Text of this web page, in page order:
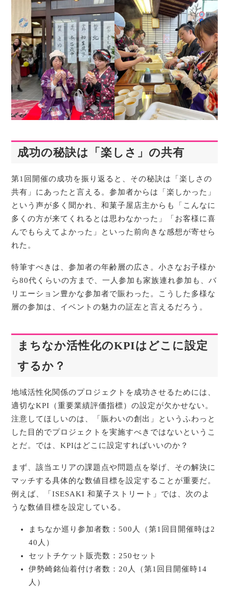
成功の秘訣は「楽しさ」の共有
第1回開催の成功を振り返ると、その秘訣は「楽しさの
共有」にあったと言える。参加者からは「楽しかった」
という声が多く聞かれ、和菓子屋店主からも「こんなに
多くの方が来てくれるとは思わなかった」「お客様に喜
んでもらえてよかった」といった前向きな感想が寄せら
れた。
特筆すべきは、参加者の年齢層の広さ。小さなお子様か
ら80代くらいの方まで、一人参加も家族連れ参加も、バ
リエーション豊かな参加者で賑わった。こうした多様な
層の参加は、イベントの魅力の証左と言えるだろう。
まちなか活性化のKPIはどこに設定
するか？
地域活性化関係のプロジェクトを成功させるためには、
適切なKPI（重要業績評価指標）の設定が欠かせない。
注意してほしいのは、「賑わいの創出」というふわっと
した目的でプロジェクトを実施すべきではないというこ
とだ。では、KPIはどこに設定すればいいのか？
まず、該当エリアの課題点や問題点を挙げ、その解決に
マッチする具体的な数値目標を設定することが重要だ。
例えば、「ISESAKI 和菓子ストリート」では、次のよ
うな数値目標を設定している。
まちなか巡り参加者数：500人（第1回目開催時は2
40人）
セットチケット販売数：250セット
伊勢崎銘仙着付け者数：20人（第1回目開催時14
人）